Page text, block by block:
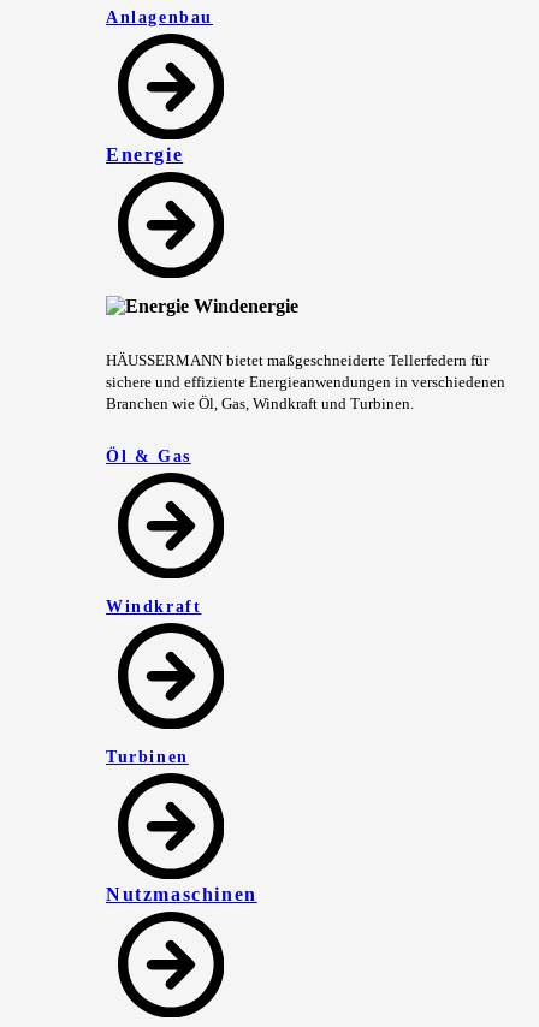
Anlagenbau
Energie
HÄUSSERMANN bietet maßgeschneiderte Tellerfedern für
sichere und effiziente Energieanwendungen in verschiedenen
Branchen wie Öl, Gas, Windkraft und Turbinen.
Öl & Gas
Windkraft
Turbinen
Nutzmaschinen